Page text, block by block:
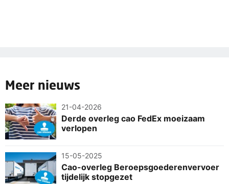
Meer nieuws
21-04-2026
Derde overleg cao FedEx moeizaam
verlopen
15-05-2025
Cao-overleg Beroepsgoederenvervoer
tijdelijk stopgezet